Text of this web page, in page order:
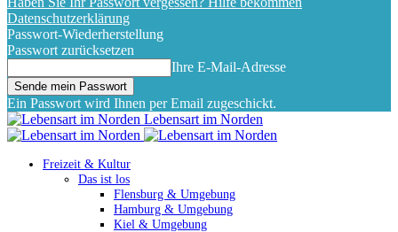
Datenschutzerklärung
Passwort-Wiederherstellung
Passwort zurücksetzen
Ihre E-Mail-Adresse
Ein Passwort wird Ihnen per Email zugeschickt.
Lebensart im Norden
Freizeit & Kultur
Das ist los
Flensburg & Umgebung
Hamburg & Umgebung
Kiel & Umgebung